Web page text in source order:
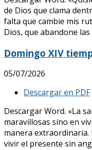
de Dios que clama
falta que cambie mis
Dios, que abandone
Domingo XIV
05/07/2026
Descargar en PDF
Descargar Word. «La
maravillosas sino en
manera extraordinaria.
vivir el presente sin